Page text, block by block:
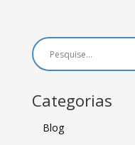
Categorias
Blog